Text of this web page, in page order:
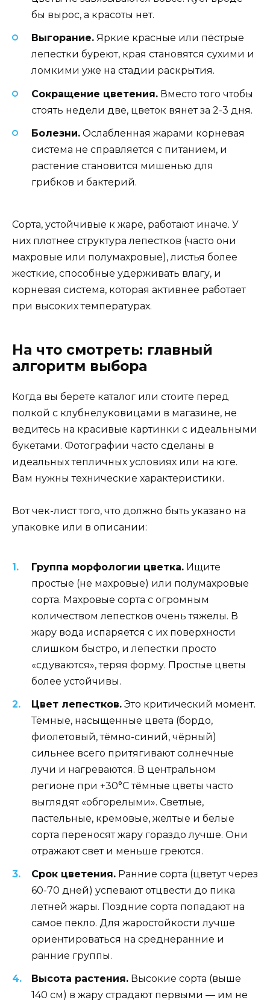
бы вырос, а красоты нет.
Выгорание. Яркие красные или пёстрые
лепестки буреют, края становятся сухими и
ломкими уже на стадии раскрытия.
Сокращение цветения. Вместо того чтобы
стоять недели две, цветок вянет за 2-3 дня.
Болезни. Ослабленная жарами корневая
система не справляется с питанием, и
растение становится мишенью для
грибков и бактерий.
Сорта, устойчивые к жаре, работают иначе. У
них плотнее структура лепестков (часто они
махровые или полумахровые), листья более
жесткие, способные удерживать влагу, и
корневая система, которая активнее работает
при высоких температурах.
На что смотреть: главный
алгоритм выбора
Когда вы берете каталог или стоите перед
полкой с клубнелуковицами в магазине, не
ведитесь на красивые картинки с идеальными
букетами. Фотографии часто сделаны в
идеальных тепличных условиях или на юге.
Вам нужны технические характеристики.
Вот чек-лист того, что должно быть указано на
упаковке или в описании:
Группа морфологии цветка. Ищите
простые (не махровые) или полумахровые
сорта. Махровые сорта с огромным
количеством лепестков очень тяжелы. В
жару вода испаряется с их поверхности
слишком быстро, и лепестки просто
«сдуваются», теряя форму. Простые цветы
более устойчивы.
Цвет лепестков. Это критический момент.
Тёмные, насыщенные цвета (бордо,
фиолетовый, тёмно-синий, чёрный)
сильнее всего притягивают солнечные
лучи и нагреваются. В центральном
регионе при +30°C тёмные цветы часто
выглядят «обгорелыми». Светлые,
пастельные, кремовые, желтые и белые
сорта переносят жару гораздо лучше. Они
отражают свет и меньше греются.
Срок цветения. Ранние сорта (цветут через
60-70 дней) успевают отцвести до пика
летней жары. Поздние сорта попадают на
самое пекло. Для жаростойкости лучше
ориентироваться на среднеранние и
ранние группы.
Высота растения. Высокие сорта (выше
140 см) в жару страдают первыми — им не